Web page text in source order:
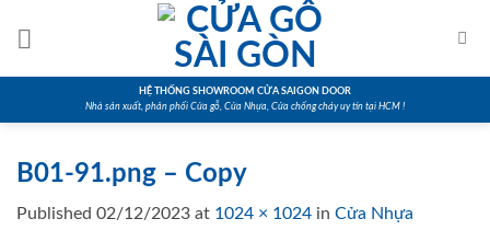
HỆ THỐNG SHOWROOM CỬA SAIGON DOOR
Nhà sản xuất, phân phối Cửa gỗ, Cửa Nhựa, Cửa chống cháy uy tín tại HCM !
B01-91.png – Copy
Published 02/12/2023 at 1024 × 1024 in Cửa Nhựa